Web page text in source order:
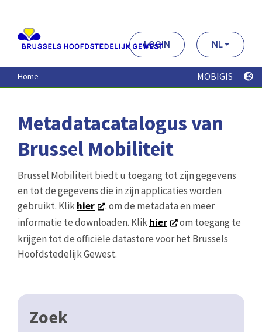
contenu
principal
LOGIN NL
Home MOBIGIS
Metadatacatalogus van
Brussel Mobiliteit
Brussel Mobiliteit biedt u toegang tot zijn gegevens
en tot de gegevens die in zijn applicaties worden
gebruikt. Klikhier
. om de metadata en meer
informatie te downloaden. Klikhier
om toegang te
krijgen tot de officiële datastore voor het Brussels
Hoofdstedelijk Gewest.
Zoek